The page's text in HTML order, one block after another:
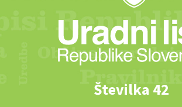
Številka 42